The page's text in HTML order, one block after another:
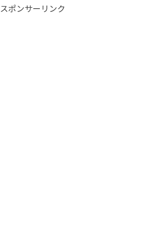
スポンサーリンク